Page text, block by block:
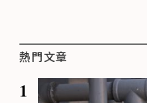
熱門文章
1